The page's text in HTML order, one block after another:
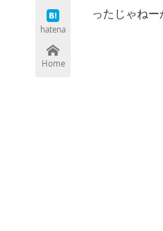
hatena
Home
ったじゃねー